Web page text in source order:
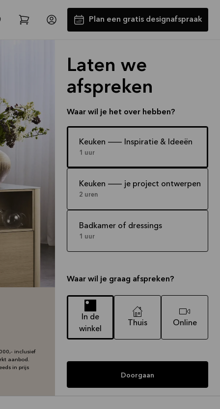
Plan een gratis designafspraak
Tot €5000,- GRATIS toestellen*
Bekijk aanbieding
inclusief
aanbod.
in prijs
Laten we
afspreken
Waar wil je het over hebben?
Keuken -- Inspiratie & Ideeën
1 uur
Keuken -- je project ontwerpen
2 uren
Badkamer of dressings
1 uur
Waar wil je graag afspreken?
In de
winkel
Thuis Online
Doorgaan